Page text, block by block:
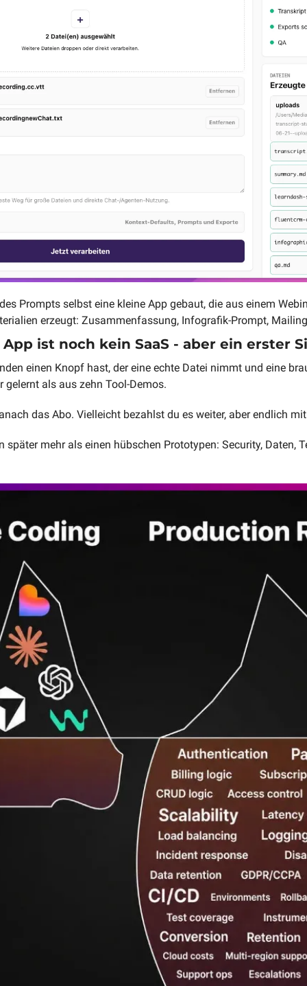
Prompts selbst eine kleine App gebaut, die aus einem
erzeugt: Zusammenfassung, Infografik-Prompt,
App ist noch kein SaaS - aber ein erster
einen Knopf hast, der eine echte Datei nimmt und eine
gelernt als aus zehn Tool-Demos.
das Abo. Vielleicht bezahlst du es weiter, aber endlich
später mehr als einen hübschen Prototypen: Security, Daten,